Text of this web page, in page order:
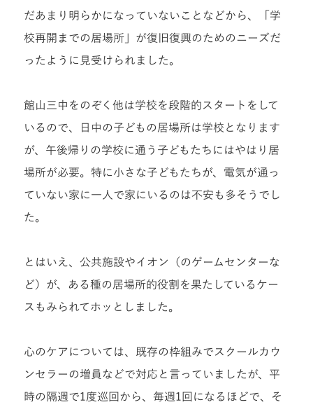
だあまり明らかになっていないことなどから、「学
校再開までの居場所」が復旧復興のためのニーズだ
ったように見受けられました。
館山三中をのぞく他は学校を段階的スタートをして
いるので、日中の子どもの居場所は学校となります
が、午後帰りの学校に通う子どもたちにはやはり居
場所が必要。特に小さな子どもたちが、電気が通っ
ていない家に一人で家にいるのは不安も多そうでし
た。
とはいえ、公共施設やイオン（のゲームセンターな
ど）が、ある種の居場所的役割を果たしているケー
スもみられてホッとしました。
心のケアについては、既存の枠組みでスクールカウ
ンセラーの増員などで対応と言っていましたが、平
時の隔週で1度巡回から、毎週1回になるほどで、そ